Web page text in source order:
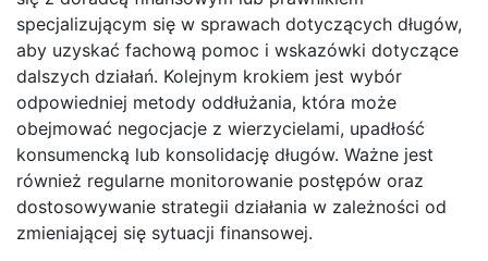
specjalizującym się w sprawach dotyczących długów,
aby uzyskać fachową pomoc i wskazówki dotyczące
dalszych działań. Kolejnym krokiem jest wybór
odpowiedniej metody oddłużania, która może
obejmować negocjacje z wierzycielami, upadłość
konsumencką lub konsolidację długów. Ważne jest
również regularne monitorowanie postępów oraz
dostosowywanie strategii działania w zależności od
zmieniającej się sytuacji finansowej.